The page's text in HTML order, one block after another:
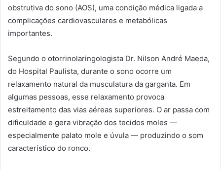
obstrutiva do sono (AOS), uma condição médica ligada a
complicações cardiovasculares e metabólicas
importantes.
Segundo o otorrinolaringologista Dr. Nilson André Maeda,
do Hospital Paulista, durante o sono ocorre um
relaxamento natural da musculatura da garganta. Em
algumas pessoas, esse relaxamento provoca
estreitamento das vias aéreas superiores. O ar passa com
dificuldade e gera vibração dos tecidos moles —
especialmente palato mole e úvula — produzindo o som
característico do ronco.